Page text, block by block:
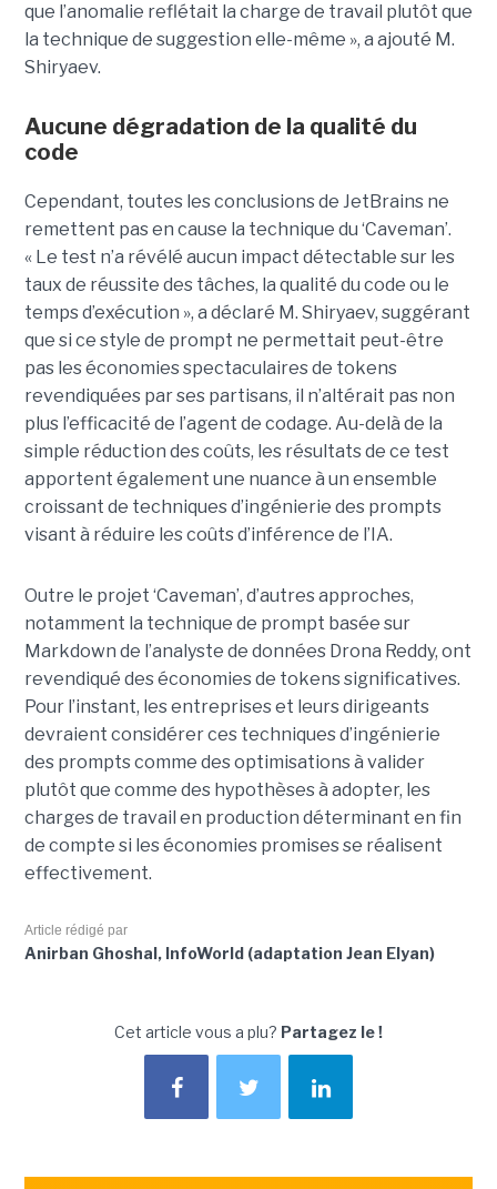
que l’anomalie reflétait la charge de travail plutôt que
la technique de suggestion elle-même », a ajouté M.
Shiryaev.
Aucune dégradation de la qualité du
code
Cependant, toutes les conclusions de JetBrains ne
remettent pas en cause la technique du ‘Caveman’.
« Le test n’a révélé aucun impact détectable sur les
taux de réussite des tâches, la qualité du code ou le
temps d’exécution », a déclaré M. Shiryaev, suggérant
que si ce style de prompt ne permettait peut-être
pas les économies spectaculaires de tokens
revendiquées par ses partisans, il n’altérait pas non
plus l’efficacité de l’agent de codage. Au-delà de la
simple réduction des coûts, les résultats de ce test
apportent également une nuance à un ensemble
croissant de techniques d’ingénierie des prompts
visant à réduire les coûts d’inférence de l’IA.
Outre le projet ‘Caveman’, d’autres approches,
notamment la technique de prompt basée sur
Markdown de l’analyste de données Drona Reddy, ont
revendiqué des économies de tokens significatives.
Pour l’instant, les entreprises et leurs dirigeants
devraient considérer ces techniques d’ingénierie
des prompts comme des optimisations à valider
plutôt que comme des hypothèses à adopter, les
charges de travail en production déterminant en fin
de compte si les économies promises se réalisent
effectivement.
Article rédigé par
Anirban Ghoshal, InfoWorld (adaptation Jean Elyan)
Cet article vous a plu? Partagez le !